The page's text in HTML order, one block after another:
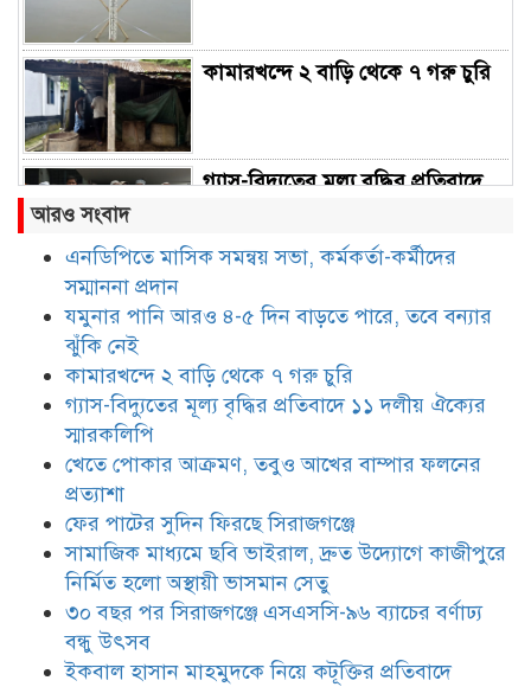
কামারখন্দে ২ বাড়ি থেকে ৭ গরু চুরি
গ্যাস-বিদ্যুতের মূল্য বৃদ্ধির প্রতিবাদে
বাম্পার ফলনের প্রত্যাশা
ফের পাটের সুদিন ফিরছে সিরাজগঞ্জে
সামাজিক মাধ্যমে ছবি ভাইরাল, দ্রুত
উদ্যোগে কাজীপুরে নির্মিত হলো
অস্থায়ী ভাসমান সেতু
৩০ বছর পর সিরাজগঞ্জে এসএসসি-৯৬
আরও সংবাদ
এনডিপিতে মাসিক সমন্বয় সভা, কর্মকর্তা-কর্মীদের
সম্মাননা প্রদান
যমুনার পানি আরও ৪-৫ দিন বাড়তে পারে, তবে বন্যার
ঝুঁকি নেই
কামারখন্দে ২ বাড়ি থেকে ৭ গরু চুরি
গ্যাস-বিদ্যুতের মূল্য বৃদ্ধির প্রতিবাদে ১১ দলীয় ঐক্যের
স্মারকলিপি
খেতে পোকার আক্রমণ, তবুও আখের বাম্পার ফলনের
প্রত্যাশা
ফের পাটের সুদিন ফিরছে সিরাজগঞ্জে
সামাজিক মাধ্যমে ছবি ভাইরাল, দ্রুত উদ্যোগে কাজীপুরে
নির্মিত হলো অস্থায়ী ভাসমান সেতু
৩০ বছর পর সিরাজগঞ্জে এসএসসি-৯৬ ব্যাচের বর্ণাঢ্য
বন্ধু উৎসব
ইকবাল হাসান মাহমুদকে নিয়ে কটূক্তির প্রতিবাদে